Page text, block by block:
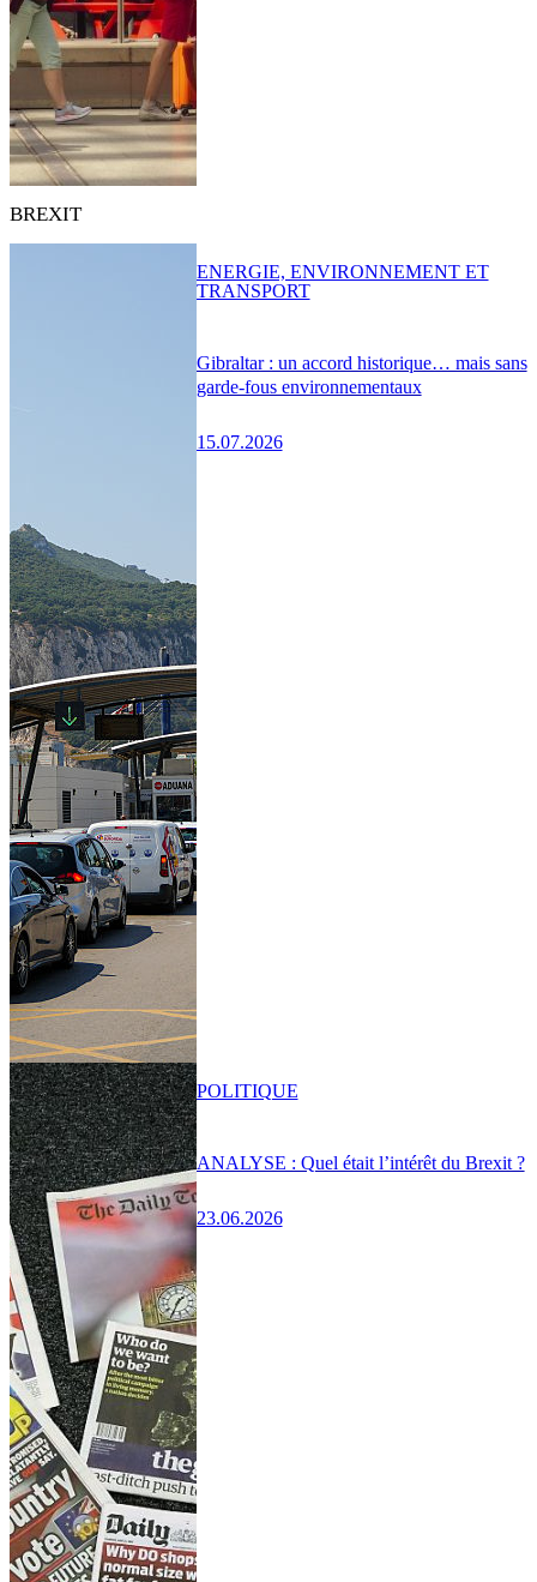
BREXIT
Gibraltar : un accord historique… mais sans
garde-fous environnementaux
15.07.2026
ENERGIE, ENVIRONNEMENT ET
TRANSPORT
ANALYSE : Quel était l’intérêt du Brexit ?
23.06.2026
POLITIQUE